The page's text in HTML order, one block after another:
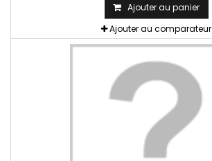
Ajouter au panier
Ajouter au comparateur